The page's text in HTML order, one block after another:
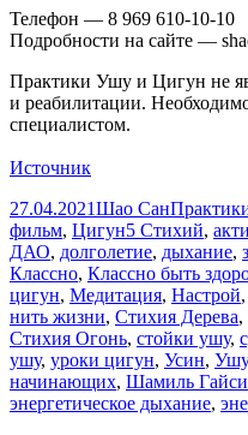
Телефон — 8 969 610-10-10
Подробности на сайте —
Практики Ушу и Цигун не
и реабилитации.
специалистом.
Источник
Опубликовано
27.04.2021Автор
Шао СанРубрики
фильм, ЦигунМетки
5 Стихий,
ДАО, долголетие, дыхание,
Классно, Классно быть
цигун, Медитация, Настрой,
нить жизни, Стихия Дерева,
Стихия Огонь, стойки ушу,
ушу, уроки цигун, Усин, Ушу
начинающих, Шамиль
энергетическое дыхание,